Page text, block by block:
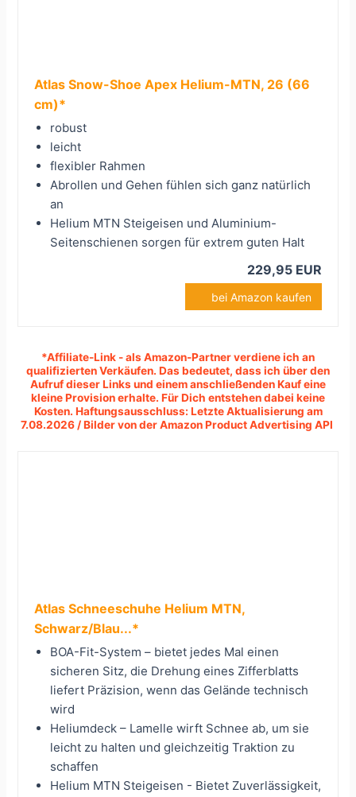
Atlas Snow-Shoe Apex Helium-MTN, 26 (66
cm)*
robust
leicht
flexibler Rahmen
Abrollen und Gehen fühlen sich ganz natürlich
an
Helium MTN Steigeisen und Aluminium-
Seitenschienen sorgen für extrem guten Halt
229,95 EUR
bei Amazon kaufen
*Affiliate-Link - als Amazon-Partner verdiene ich an
qualifizierten Verkäufen. Das bedeutet, dass ich über den
Aufruf dieser Links und einem anschließenden Kauf eine
kleine Provision erhalte. Für Dich entstehen dabei keine
Kosten. Haftungsausschluss: Letzte Aktualisierung am
7.08.2026 / Bilder von der Amazon Product Advertising API
Atlas Schneeschuhe Helium MTN,
Schwarz/Blau...*
BOA-Fit-System – bietet jedes Mal einen
sicheren Sitz, die Drehung eines Zifferblatts
liefert Präzision, wenn das Gelände technisch
wird
Heliumdeck – Lamelle wirft Schnee ab, um sie
leicht zu halten und gleichzeitig Traktion zu
schaffen
Helium MTN Steigeisen - Bietet Zuverlässigkeit,